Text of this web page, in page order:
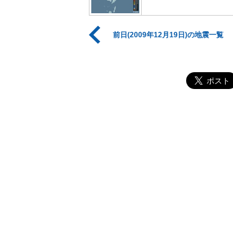
前日(2009年12月19日)の地震一覧